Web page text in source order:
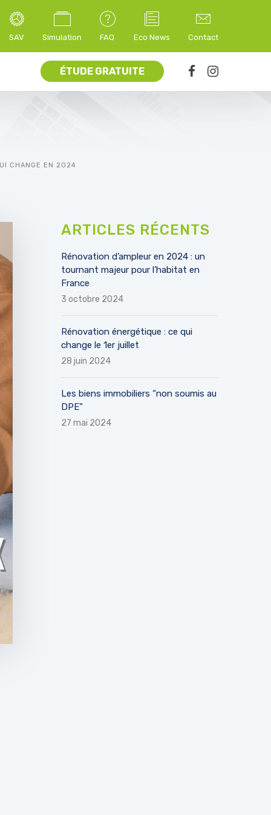
SAV Simulation FAQ Eco News Contact
ÉTUDE GRATUITE
CHANGE EN 2024
ARTICLES RÉCENTS
Rénovation d’ampleur en 2024 : un
tournant majeur pour l’habitat en
France
3 octobre 2024
Rénovation énergétique : ce qui
change le 1er juillet
28 juin 2024
Les biens immobiliers “non soumis au
DPE”
27 mai 2024